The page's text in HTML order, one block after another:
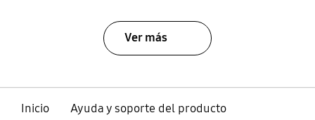
Ver más
Inicio
Ayuda y soporte del producto